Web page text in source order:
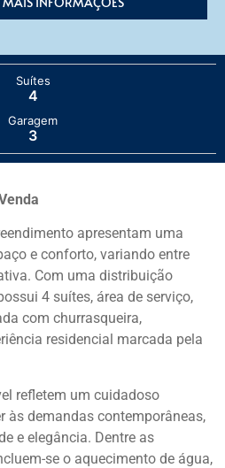
Suítes
4
Garagem
3
apresentam uma
e conforto, variando entre
Com uma distribuição
4 suítes, área de serviço,
com churrasqueira,
residencial marcada pela
refletem um cuidadoso
às demandas contemporâneas,
e elegância. Dentre as
se o aquecimento de água,